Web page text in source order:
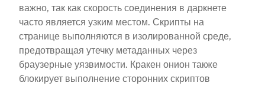
важно, так как скорость соединения в даркнете
часто является узким местом. Скрипты на
странице выполняются в изолированной среде,
предотвращая утечку метаданных через
браузерные уязвимости. Кракен онион также
блокирует выполнение сторонних скриптов